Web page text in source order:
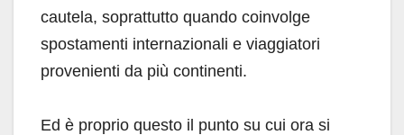
cautela, soprattutto quando coinvolge
spostamenti internazionali e viaggiatori
provenienti da più continenti.
Ed è proprio questo il punto su cui ora si